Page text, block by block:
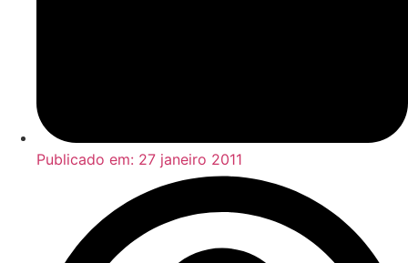
Publicado em: 27 janeiro 2011